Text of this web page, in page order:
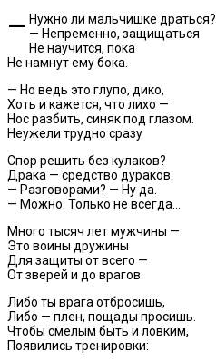
— Нужно ли мальчишке драться?
— Непременно, защищаться
Не научится, пока
Не намнут ему бока.
— Но ведь это глупо, дико,
Хоть и кажется, что лихо —
Нос разбить, синяк под глазом.
Неужели трудно сразу
Спор решить без кулаков?
Драка — средство дураков.
— Разговорами? — Ну да.
— Можно. Только не всегда…
Много тысяч лет мужчины —
Это воины дружины
Для защиты от всего —
От зверей и до врагов:
Либо ты врага отбросишь,
Либо — плен, пощады просишь.
Чтобы смелым быть и ловким,
Появились тренировки: